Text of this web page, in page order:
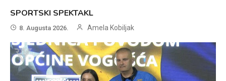
SPORTSKI SPEKTAKL
8. Augusta 2026. Amela Kobiljak